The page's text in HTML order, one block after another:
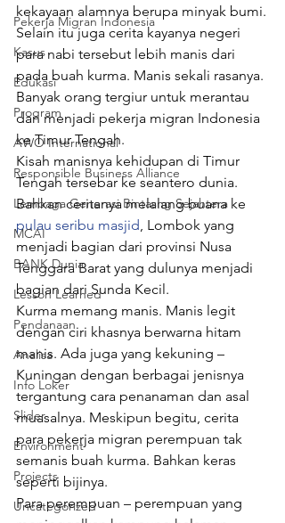
Pekerja Migran Indonesia
Kasus
Edukasi
Program
AWO International
Responsible Business Alliance
Lembaga Generasi Bintasng Sejahtera
MCAI
BANK Dunia
Lesson Learned
Pendanaan
Analisa
Info Loker
Slider
Environment
Projects
Uncategorized
kekayaan alamnya berupa minyak bumi.
Selain itu juga cerita kayanya negeri
para nabi tersebut lebih manis dari
pada buah kurma. Manis sekali rasanya.
Banyak orang tergiur untuk merantau
dan menjadi pekerja migran Indonesia
ke Timur Tengah.
Kisah manisnya kehidupan di Timur
Tengah tersebar ke seantero dunia.
Bahkan ceritanya melalang buana ke
pulau seribu masjid, Lombok yang
menjadi bagian dari provinsi Nusa
Tenggara Barat yang dulunya menjadi
bagian dari Sunda Kecil.
Kurma memang manis. Manis legit
dengan ciri khasnya berwarna hitam
manis. Ada juga yang kekuning –
Kuningan dengan berbagai jenisnya
tergantung cara penanaman dan asal
muasalnya. Meskipun begitu, cerita
para pekerja migran perempuan tak
semanis buah kurma. Bahkan keras
seperti bijinya.
Para perempuan – perempuan yang